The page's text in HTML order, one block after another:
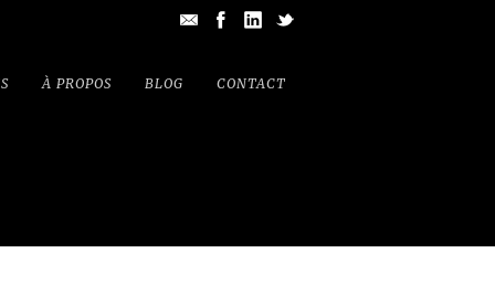
À PROPOS BLOG CONTACT